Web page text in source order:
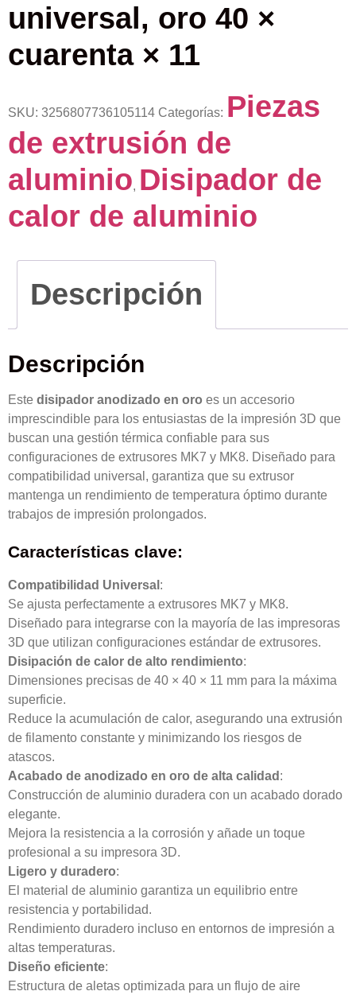
universal, oro 40 ×
cuarenta × 11
SKU: 3256807736105114 Categorías: Piezas
de extrusión de
aluminio, Disipador de
calor de aluminio
Descripción
Descripción
Este disipador anodizado en oro es un accesorio
imprescindible para los entusiastas de la impresión 3D que
buscan una gestión térmica confiable para sus
configuraciones de extrusores MK7 y MK8. Diseñado para
compatibilidad universal, garantiza que su extrusor
mantenga un rendimiento de temperatura óptimo durante
trabajos de impresión prolongados.
Características clave:
Compatibilidad Universal :
Se ajusta perfectamente a extrusores MK7 y MK8.
Diseñado para integrarse con la mayoría de las impresoras
3D que utilizan configuraciones estándar de extrusores.
Disipación de calor de alto rendimiento:
Dimensiones precisas de 40 × 40 × 11 mm para la máxima
superficie.
Reduce la acumulación de calor, asegurando una extrusión
de filamento constante y minimizando los riesgos de
atascos.
Acabado de anodizado en oro de alta calidad :
Construcción de aluminio duradera con un acabado dorado
elegante.
Mejora la resistencia a la corrosión y añade un toque
profesional a su impresora 3D.
Ligero y duradero:
El material de aluminio garantiza un equilibrio entre
resistencia y portabilidad.
Rendimiento duradero incluso en entornos de impresión a
altas temperaturas.
Diseño eficiente:
Estructura de aletas optimizada para un flujo de aire